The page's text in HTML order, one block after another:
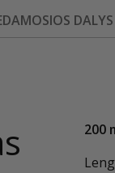
DALYS
200